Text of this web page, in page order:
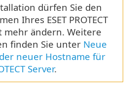
dürfen Sie den
Ihres ESET PROTECT
mehr ändern. Weitere
finden Sie unter Neue
neuer Hostname für
Server.